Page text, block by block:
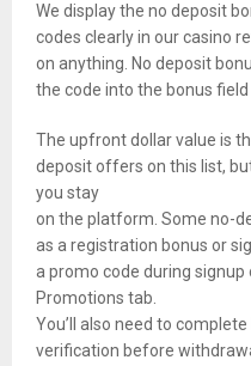
We display the no deposit
codes clearly in our casino
on anything. No deposit
the code into the bonus
The upfront dollar value is
deposit offers on this list,
you stay
on the platform. Some no-
as a registration bonus or
a promo code during
Promotions tab.
You’ll also need to
verification before